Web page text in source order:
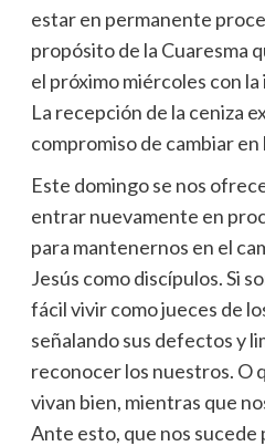
estar en permanente
propósito de la Cuaresma
el próximo miércoles con
La recepción de la ceniza
compromiso de cambiar en
Este domingo se nos
entrar nuevamente en
para mantenernos en el
Jesús como discípulos. Si
fácil vivir como jueces de
señalando sus defectos y
reconocer los nuestros. O
vivan bien, mientras que
Ante esto, que nos sucede